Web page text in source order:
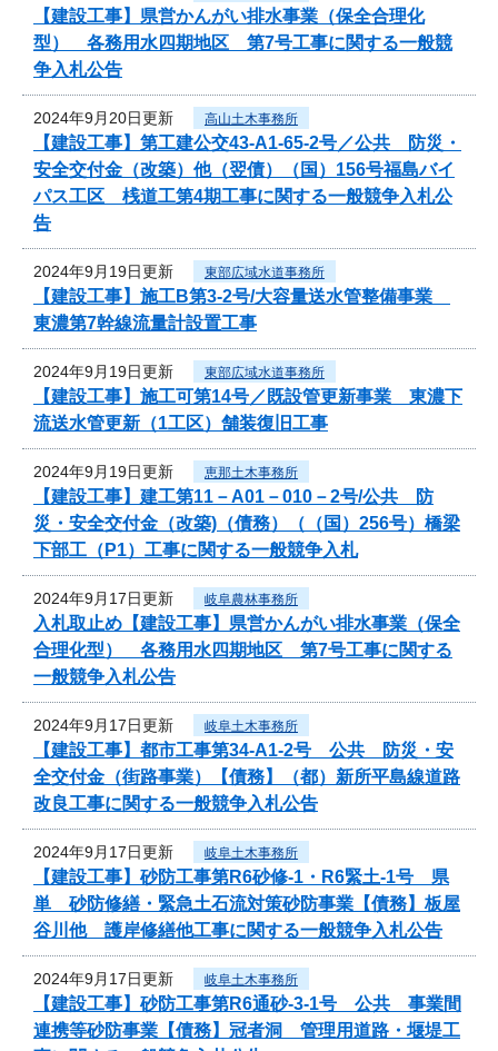
【建設工事】県営かんがい排水事業（保全合理化
型） 各務用水四期地区 第7号工事に関する一般競
争入札公告
2024年9月20日更新 高山土木事務所
【建設工事】第工建公交43-A1-65-2号／公共 防災・
安全交付金（改築）他（翌債）（国）156号福島バイ
パス工区 桟道工第4期工事に関する一般競争入札公
告
2024年9月19日更新 東部広域水道事務所
【建設工事】施工B第3-2号/大容量送水管整備事業
東濃第7幹線流量計設置工事
2024年9月19日更新 東部広域水道事務所
【建設工事】施工可第14号／既設管更新事業 東濃下
流送水管更新（1工区）舗装復旧工事
2024年9月19日更新 恵那土木事務所
【建設工事】建工第11－A01－010－2号/公共 防
災・安全交付金（改築)（債務）（（国）256号）橋梁
下部工（P1）工事に関する一般競争入札
2024年9月17日更新 岐阜農林事務所
入札取止め【建設工事】県営かんがい排水事業（保全
合理化型） 各務用水四期地区 第7号工事に関する
一般競争入札公告
2024年9月17日更新 岐阜土木事務所
【建設工事】都市工事第34-A1-2号 公共 防災・安
全交付金（街路事業）【債務】（都）新所平島線道路
改良工事に関する一般競争入札公告
2024年9月17日更新 岐阜土木事務所
【建設工事】砂防工事第R6砂修-1・R6緊土-1号 県
単 砂防修繕・緊急土石流対策砂防事業【債務】板屋
谷川他 護岸修繕他工事に関する一般競争入札公告
2024年9月17日更新 岐阜土木事務所
【建設工事】砂防工事第R6通砂-3-1号 公共 事業間
連携等砂防事業【債務】冠者洞 管理用道路・堰堤工